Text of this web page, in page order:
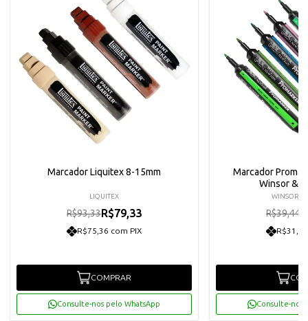
Marcador Liquitex 8-15mm
LIQUITEX
R$93,33R$79,33
R$75,36 com PIX
COMPRAR
Consulte-nos pelo WhatsApp
Marcador
Winsor &
WINSOR &
R$39,44
Consulte-nos